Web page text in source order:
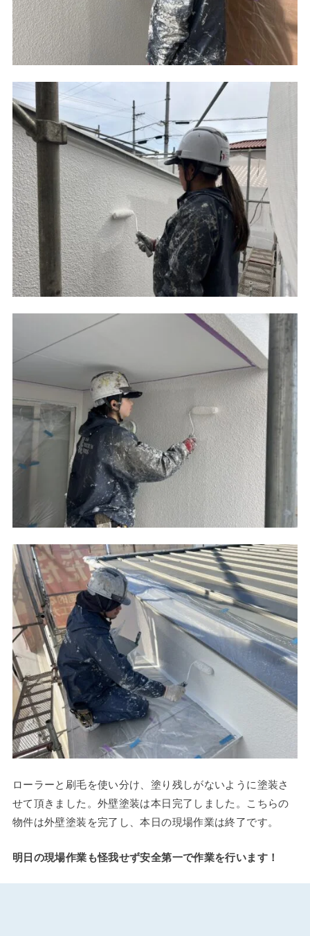
ローラーと刷毛を使い分け、塗り残しがないように塗装さ
せて頂きました。外壁塗装は本日完了しました。こちらの
物件は外壁塗装を完了し、本日の現場作業は終了です。
明日の現場作業も怪我せず安全第一で作業を行います！